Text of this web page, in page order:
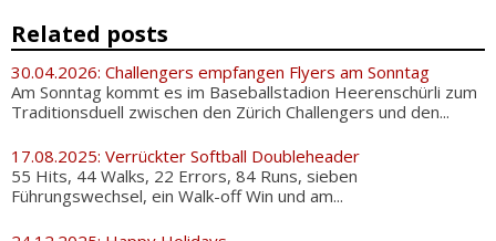
Related posts
30.04.2026: Challengers empfangen Flyers am Sonntag
Am Sonntag kommt es im Baseballstadion Heerenschürli zum
Traditionsduell zwischen den Zürich Challengers und den...
17.08.2025: Verrückter Softball Doubleheader
55 Hits, 44 Walks, 22 Errors, 84 Runs, sieben
Führungswechsel, ein Walk-off Win und am...